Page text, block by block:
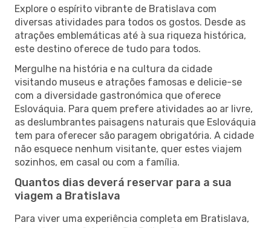
Explore o espírito vibrante de Bratislava com
diversas atividades para todos os gostos. Desde as
atrações emblemáticas até à sua riqueza histórica,
este destino oferece de tudo para todos.
Mergulhe na história e na cultura da cidade
visitando museus e atrações famosas e delicie-se
com a diversidade gastronómica que oferece
Eslováquia. Para quem prefere atividades ao ar livre,
as deslumbrantes paisagens naturais que Eslováquia
tem para oferecer são paragem obrigatória. A cidade
não esquece nenhum visitante, quer estes viajem
sozinhos, em casal ou com a família.
Quantos dias deverá reservar para a sua
viagem a Bratislava
Para viver uma experiência completa em Bratislava,